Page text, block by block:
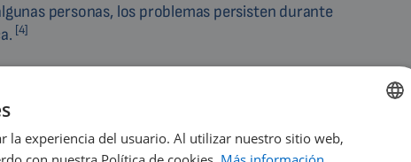
personas, los problemas persisten durante
[4]
ENGLISH
la experiencia del usuario. Al utilizar nuestro sitio web,